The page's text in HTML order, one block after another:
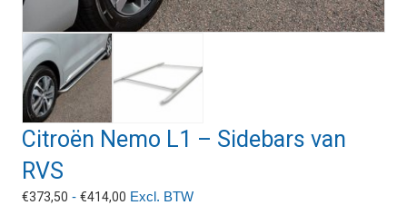
Citroën Nemo L1 – Sidebars van
RVS
€373,50 - €414,00 Prijsklasse:
Excl. BTW